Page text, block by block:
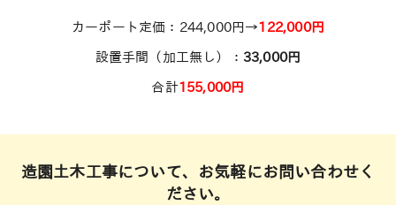
カーポート定価：244,000円→122,000円
設置手間（加工無し）： 33,000円
合計155,000円
造園土木工事について、お気軽にお問い合わせく
ださい。